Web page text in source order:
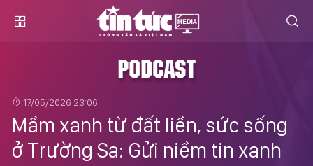
PODCAST
17/05/2026 23:06
Mầm xanh từ đất liền, sức sống
ở Trường Sa: Gửi niềm tin xanh